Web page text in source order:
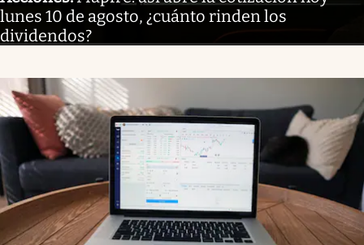
lunes 10 de agosto, ¿cuánto rinden los
dividendos?